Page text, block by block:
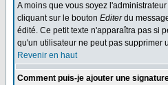
A moins que vous soyez
cliquant sur le bouton Editerdu
édité. Ce petit texte n'apparaîtra pas si
qu'un utilisateur ne peut pas supprimer
Revenir en haut
Comment puis-je ajouter une